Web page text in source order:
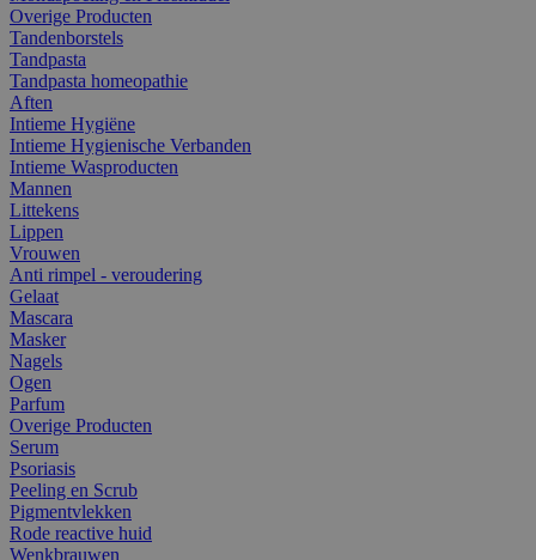
Overige Producten
Tandenborstels
Tandpasta
Tandpasta homeopathie
Aften
Intieme Hygiëne
Intieme Hygienische Verbanden
Intieme Wasproducten
Mannen
Littekens
Lippen
Vrouwen
Anti rimpel - veroudering
Gelaat
Mascara
Masker
Nagels
Ogen
Parfum
Overige Producten
Serum
Psoriasis
Peeling en Scrub
Pigmentvlekken
Rode reactive huid
Wenkbrauwen